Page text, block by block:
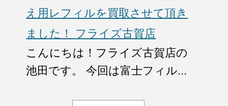
え用レフィルを買取させて頂き
ました！ フライズ古賀店
こんにちは！フライズ古賀店の
池田です。 今回は富士フィル...